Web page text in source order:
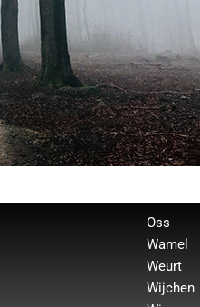
Oss
Wamel
Weurt
Wijchen